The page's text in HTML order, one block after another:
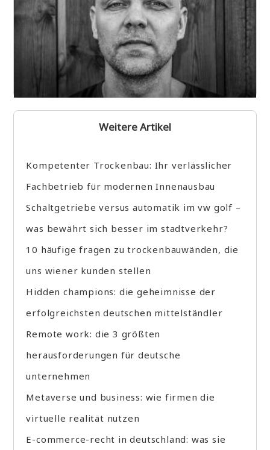
Weitere Artikel
Kompetenter Trockenbau: Ihr verlässlicher
Fachbetrieb für modernen Innenausbau
Schaltgetriebe versus automatik im vw golf –
was bewährt sich besser im stadtverkehr?
10 häufige fragen zu trockenbauwänden, die
uns wiener kunden stellen
Hidden champions: die geheimnisse der
erfolgreichsten deutschen mittelständler
Remote work: die 3 größten
herausforderungen für deutsche
unternehmen
Metaverse und business: wie firmen die
virtuelle realität nutzen
E-commerce-recht in deutschland: was sie